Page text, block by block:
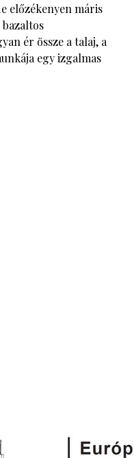
előzékenyen máris
ér össze a talaj, a
egy izgalmas